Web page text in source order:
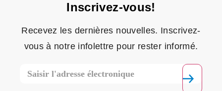
Inscrivez-vous!
Recevez les dernières nouvelles. Inscrivez-
vous à notre infolettre pour rester informé.
Courriel
Envoyer